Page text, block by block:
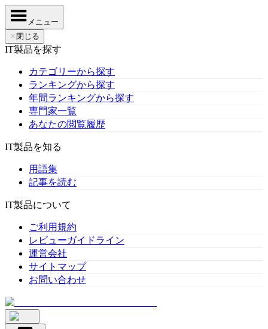
メニュー
✕ 閉じる
IT製品を探す
カテゴリーから探す
ランキングから探す
年間ランキングから探す
専門家一覧
あなたの閲覧履歴
IT製品を知る
用語集
記事を読む
IT製品について
ご利用規約
レビューガイドライン
運営会社
サイトマップ
お問い合わせ